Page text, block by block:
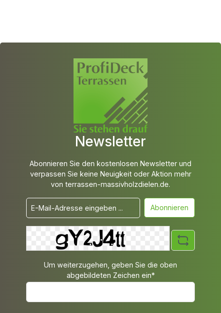
Newsletter
Abonnieren Sie den kostenlosen Newsletter und
verpassen Sie keine Neuigkeit oder Aktion mehr
von terrassen-massivholzdielen.de.
Abonnieren
Um weiterzugehen, geben Sie die oben
abgebildeten Zeichen ein*